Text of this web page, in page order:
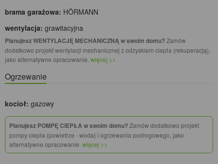
brama garażowa: HÖRMANN
wentylacja: grawitacyjna
Planujesz WENTYLACJĘ MECHANICZNĄ w swoim domu?Zamów
dodatkowo projekt wentylacji mechanicznej z odzyskiem ciepła (rekuperacją),
jako alternatywne opracowanie. więcej >>
Ogrzewanie
kocioł: gazowy
Planujesz POMPĘ CIEPŁA w swoim domu?Zamów dodatkowo projekt
pompy ciepła (powietrze - woda) i ogrzewania podłogowego, jako
alternatywne opracowanie. więcej >>